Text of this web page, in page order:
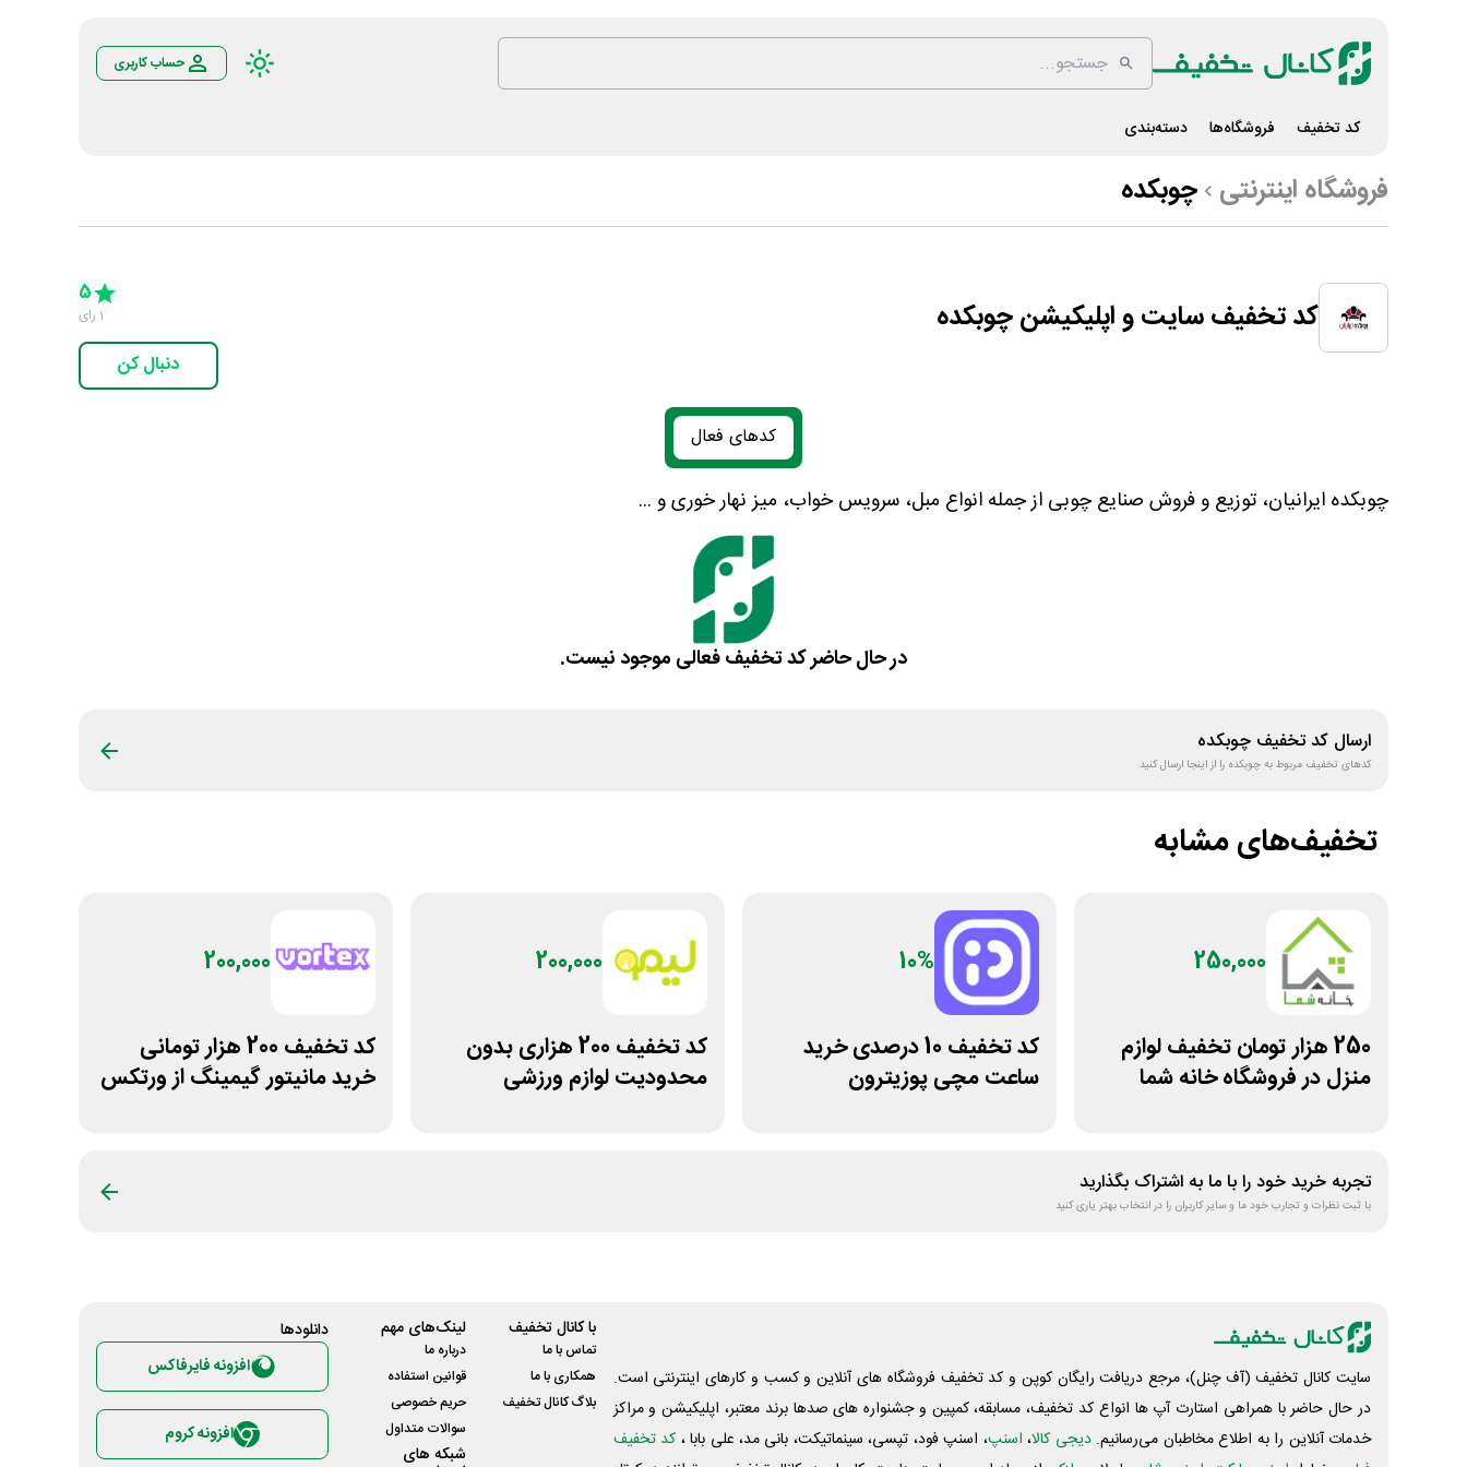
حساب کاربری
کد تخفیف فروشگاه‌ها دسته‌بندی
فروشگاه اینترنتی چوبکده
کد تخفیف سایت و اپلیکیشن چوبکده
5 Stars
5
1 رای
دنبال کن
کدهای فعال
چوبکده ایرانیان، توزیع و فروش صنایع چوبی از جمله انواع مبل، سرویس خواب، میز نهار خوری و ...
در حال حاضر کد تخفیف فعالی موجود نیست.
ارسال کد تخفیف چوبکده
کدهای تخفیف مربوط بهچوبکده را از اینجا ارسال کنید
تخفیف‌های مشابه
250,000
250 هزار تومان تخفیف لوازم
منزل در فروشگاه خانه شما
10%
کد تخفیف 10 درصدی خرید
ساعت مچی پوزیترون
200,000
کد تخفیف 200 هزاری بدون
محدودیت لوازم ورزشی
200,000
کد تخفیف 200 هزار تومانی
خرید مانیتور گیمینگ از ورتکس
تجربه خرید خود را با ما به اشتراک بگذارید
با ثبت نظرات و تجارب خود ما و سایر کاربران را در انتخاب بهتر یاری کنید
سایت کانال تخفیف (آف چنل)، مرجع دریافت رایگان کوپن و کد تخفیف فروشگاه های آنلاین و کسب و‌ کارهای اینترنتی است.
در حال حاضر با همراهی استارت آپ ها انواع کد تخفیف، مسابقه، کمپین و جشنواره های صدها برند معتبر، اپلیکیشن و مراکز
خدمات آنلاین را به اطلاع مخاطبان می‌رسانیم. دیجی کالا، اسنپ، اسنپ فود، تپسی، سینماتیکت، بانی مد، علی‌ بابا ، کد تخفیف
با کانال تخفیف
تماس با ما
همکاری با ما
بلاگ کانال تخفیف
لینک‌های مهم
درباره ما
قوانین استفاده
حریم خصوصی
سوالات متداول
شبکه های
دانلود‌ها
افزونه فایرفاکس
افزونه کروم